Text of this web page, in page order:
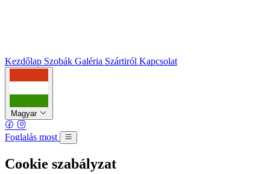
Kezdőlap Szobák Galéria Szártiról Kapcsolat
Magyar
Foglalás most
Cookie szabályzat